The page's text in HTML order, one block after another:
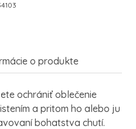
o produkte
ochrániť oblečenie
a pritom ho alebo ju
bohatstva chutí.